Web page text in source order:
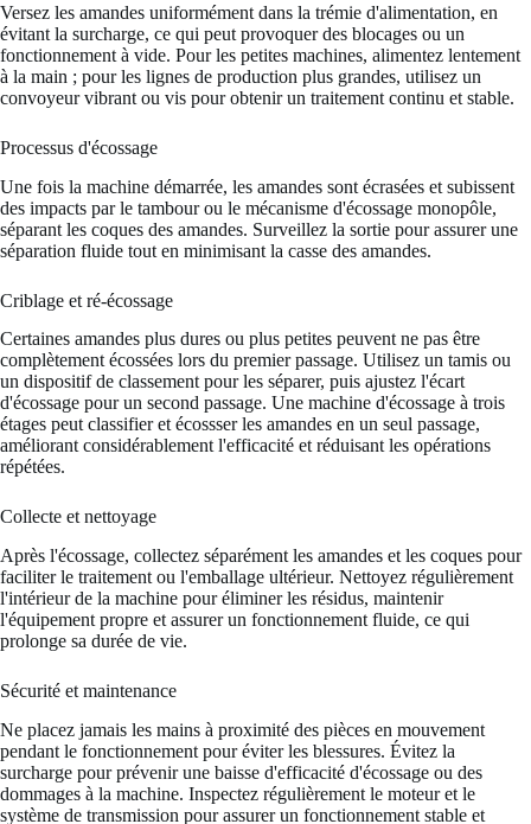
Versez les amandes uniformément dans la trémie d'alimentation, en
évitant la surcharge, ce qui peut provoquer des blocages ou un
fonctionnement à vide. Pour les petites machines, alimentez lentement
à la main ; pour les lignes de production plus grandes, utilisez un
convoyeur vibrant ou vis pour obtenir un traitement continu et stable.
Processus d'écossage
Une fois la machine démarrée, les amandes sont écrasées et subissent
des impacts par le tambour ou le mécanisme d'écossage monopôle,
séparant les coques des amandes. Surveillez la sortie pour assurer une
séparation fluide tout en minimisant la casse des amandes.
Criblage et ré-écossage
Certaines amandes plus dures ou plus petites peuvent ne pas être
complètement écossées lors du premier passage. Utilisez un tamis ou
un dispositif de classement pour les séparer, puis ajustez l'écart
d'écossage pour un second passage. Une machine d'écossage à trois
étages peut classifier et écossser les amandes en un seul passage,
améliorant considérablement l'efficacité et réduisant les opérations
répétées.
Collecte et nettoyage
Après l'écossage, collectez séparément les amandes et les coques pour
faciliter le traitement ou l'emballage ultérieur. Nettoyez régulièrement
l'intérieur de la machine pour éliminer les résidus, maintenir
l'équipement propre et assurer un fonctionnement fluide, ce qui
prolonge sa durée de vie.
Sécurité et maintenance
Ne placez jamais les mains à proximité des pièces en mouvement
pendant le fonctionnement pour éviter les blessures. Évitez la
surcharge pour prévenir une baisse d'efficacité d'écossage ou des
dommages à la machine. Inspectez régulièrement le moteur et le
système de transmission pour assurer un fonctionnement stable et